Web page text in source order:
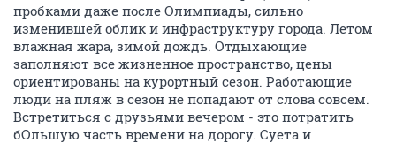
пробками даже после Олимпиады, сильно
изменившей облик и инфраструктуру города. Летом
влажная жара, зимой дождь. Отдыхающие
заполняют все жизненное пространство, цены
ориентированы на курортный сезон. Работающие
люди на пляж в сезон не попадают от слова совсем.
Встретиться с друзьями вечером - это потратить
бОльшую часть времени на дорогу. Суета и